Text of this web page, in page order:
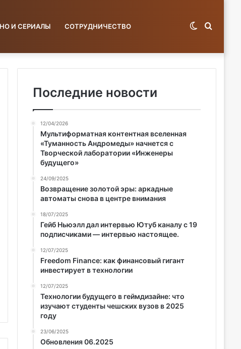
И СЕРИАЛЫ СОТРУДНИЧЕСТВО Switch
Последние новости
12/04/2026
Мультиформатная контентная вселенная
«Туманность Андромеды» начнется с
Творческой лаборатории «Инженеры
будущего»
24/09/2025
Возвращение золотой эры: аркадные
автоматы снова в центре внимания
18/07/2025
Гейб Ньюэлл дал интервью Ютуб каналу с 19
подписчиками — интервью настоящее.
12/07/2025
Freedom Finance: как финансовый гигант
инвестирует в технологии
12/07/2025
Технологии будущего в геймдизайне: что
изучают студенты чешских вузов в 2025
году
23/06/2025
Обновления 06.2025